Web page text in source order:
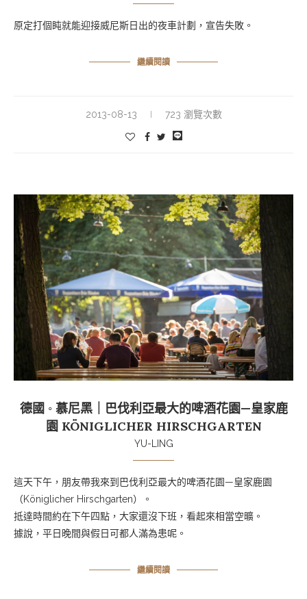
原定打個盹就能迎接威尼斯日出的夜車計劃，宣告失敗。
繼續閱讀
2013-08-13 723 瀏覽次數
德國 ◦ 慕尼黑｜巴伐利亞最大的啤酒花園—皇家鹿
園 KÖNIGLICHER HIRSCHGARTEN
YU-LING
這天下午，朋友帶我來到巴伐利亞最大的啤酒花園—皇家鹿園
（Königlicher Hirschgarten）。
抵達時間約在下午四點，大家還沒下班，看起來相當空曠。
據說，平日晚間與假日可都人滿為患呢。
繼續閱讀